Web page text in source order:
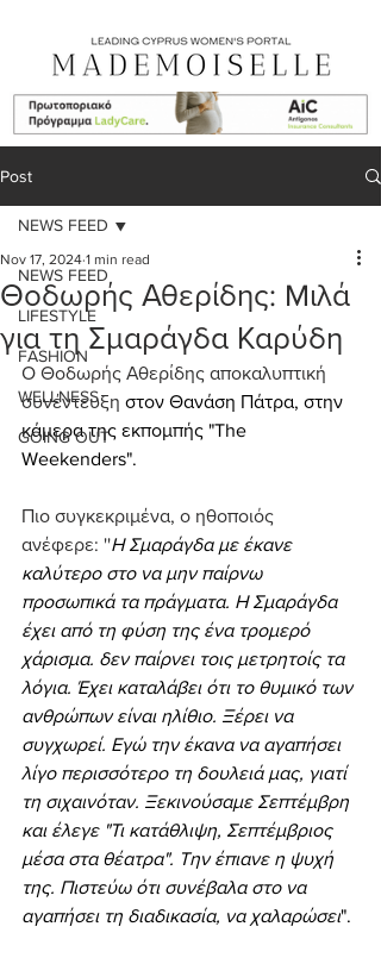
Post
NEWS FEED
LIFESTYLE
FASHION
WELLNESS
GOING OUT
NEWS FEED
Θοδωρής Αθερίδης: Mιλά
για τη Σμαράγδα Καρύδη
Nov 17, 2024 1 min read
Ο Θοδωρής Αθερίδης αποκαλυπτική
συνέντευξη στον Θανάση Πάτρα, στην
κάμερα της εκπομπής "The
Weekenders".
Πιο συγκεκριμένα, ο ηθοποιός
ανέφερε: ''Η Σμαράγδα με έκανε
καλύτερο στο να μην παίρνω
προσωπικά τα πράγματα. Η Σμαράγδα
έχει από τη φύση της ένα τρομερό
χάρισμα. δεν παίρνει τοις μετρητοίς τα
λόγια. Έχει καταλάβει ότι το θυμικό των
ανθρώπων είναι ηλίθιο. Ξέρει να
συγχωρεί. Εγώ την έκανα να αγαπήσει
λίγο περισσότερο τη δουλειά μας, γιατί
τη σιχαινόταν. Ξεκινούσαμε Σεπτέμβρη
και έλεγε "Τι κατάθλιψη, Σεπτέμβριος
μέσα στα θέατρα". Την έπιανε η ψυχή
της. Πιστεύω ότι συνέβαλα στο να
αγαπήσει τη διαδικασία, να χαλαρώσει".